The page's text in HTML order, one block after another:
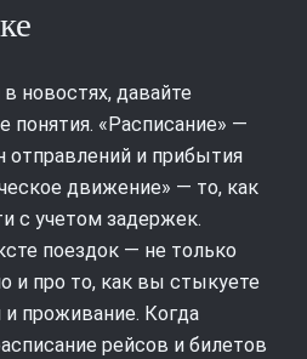
новостях, давайте
понятия. «Расписание» —
и прибытия
движение» — то, как
с учетом задержек.
поездок — не только
и про то, как вы стыкуете
проживание. Когда
рейсов и билетов